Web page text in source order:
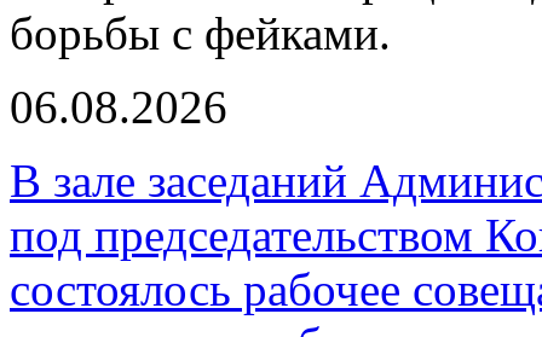
борьбы с фейками.
06.08.2026
В зале заседаний
под председательством
состоялось рабочее